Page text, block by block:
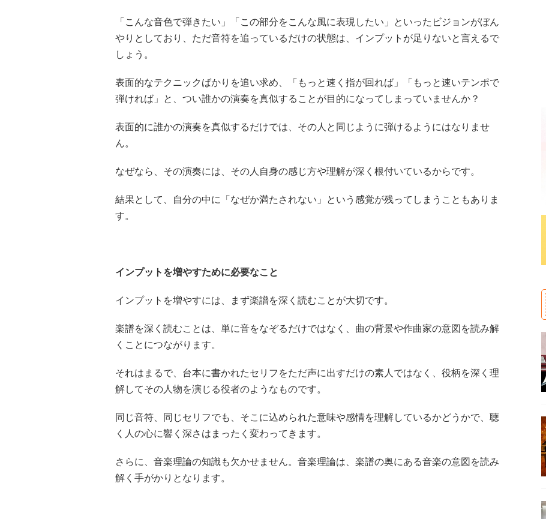
「こんな音色で弾きたい」「この部分をこんな風に表現したい」といったビジョンがぼん
やりとしており、ただ音符を追っているだけの状態は、インプットが足りないと言えるで
しょう。
表面的なテクニックばかりを追い求め、「もっと速く指が回れば」「もっと速いテンポで
弾ければ」と、つい誰かの演奏を真似することが目的になってしまっていませんか？
表面的に誰かの演奏を真似するだけでは、その人と同じように弾けるようにはなりませ
ん。
なぜなら、その演奏には、その人自身の感じ方や理解が深く根付いているからです。
結果として、自分の中に「なぜか満たされない」という感覚が残ってしまうこともありま
す。
インプットを増やすために必要なこと
インプットを増やすには、まず楽譜を深く読むことが大切です。
楽譜を深く読むことは、単に音をなぞるだけではなく、曲の背景や作曲家の意図を読み解
くことにつながります。
それはまるで、台本に書かれたセリフをただ声に出すだけの素人ではなく、役柄を深く理
解してその人物を演じる役者のようなものです。
同じ音符、同じセリフでも、そこに込められた意味や感情を理解しているかどうかで、聴
く人の心に響く深さはまったく変わってきます。
さらに、音楽理論の知識も欠かせません。音楽理論は、楽譜の奥にある音楽の意図を読み
解く手がかりとなります。